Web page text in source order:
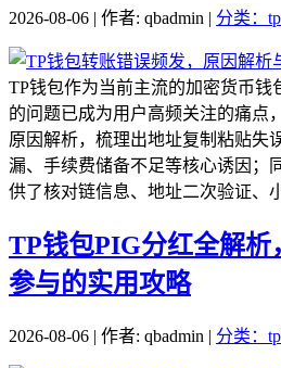
2026-08-06 | 作者: qbadmin | 分类：
TP钱包作为当前主流的加密货币钱
的问题已成为用户高频关注的痛点
原因解析，梳理出地址复制粘贴失
漏、手续费储备不足等核心诱因；
供了核对链信息、地址二次验证、
TP钱包PIG分红全解析
参与的实用攻略
2026-08-06 | 作者: qbadmin | 分类：